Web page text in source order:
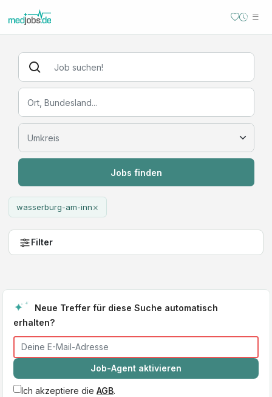
Jobs finden
wasserburg-am-inn×
Filter
Neue Treffer für diese Suche automatisch
erhalten?
Job-Agent aktivieren
Ich akzeptiere die AGB.